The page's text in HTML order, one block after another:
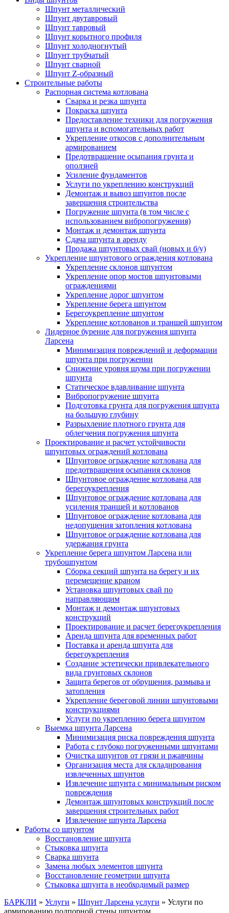
Шпунт металлический
Шпунт двутавровый
Шпунт тавровый
Шпунт корытного профиля
Шпунт холодногнутый
Шпунт трубчатый
Шпунт сварной
Шпунт Z-образный
Строительные работы
Распорная система котлована
Сварка и резка шпунта
Покраска шпунта
Предоставление техники для погружения
шпунта и вспомогательных работ
Укрепление откосов с дополнительным
армированием
Предотвращение осыпания грунта и
оползней
Усиление фундаментов
Услуги по укреплению конструкций
Демонтаж и вывоз шпунтов после
завершения строительства
Погружение шпунта (в том числе с
использованием вибропогружения)
Монтаж и демонтаж шпунта
Сдача шпунта в аренду
Продажа шпунтовых свай (новых и б/у)
Укрепление шпунтового ограждения котлована
Укрепление склонов шпунтом
Укрепление опор мостов шпунтовыми
ограждениями
Укрепление дорог шпунтом
Укрепление берега шпунтом
Берегоукрепление шпунтом
Укрепление котлованов и траншей шпунтом
Лидерное бурение для погружения шпунта
Ларсена
Минимизация повреждений и деформации
шпунта при погружении
Снижение уровня шума при погружении
шпунта
Статическое вдавливание шпунта
Вибропогружение шпунта
Подготовка грунта для погружения шпунта
на большую глубину
Разрыхление плотного грунта для
облегчения погружения шпунта
Проектирование и расчет устойчивости
шпунтовых ограждений котлована
Шпунтовое ограждение котлована для
предотвращения осыпания склонов
Шпунтовое ограждение котлована для
берегоукрепления
Шпунтовое ограждение котлована для
усиления траншей и котлованов
Шпунтовое ограждение котлована для
недопущения затопления котлована
Шпунтовое ограждение котлована для
удержания грунта
Укрепление берега шпунтом Ларсена или
трубошпунтом
Сборка секций шпунта на берегу и их
перемещение краном
Установка шпунтовых свай по
направляющим
Монтаж и демонтаж шпунтовых
конструкций
Проектирование и расчет берегоукрепления
Аренда шпунта для временных работ
Поставка и аренда шпунта для
берегоукрепления
Создание эстетически привлекательного
вида грунтовых склонов
Защита берегов от обрушения, размыва и
затопления
Укрепление береговой линии шпунтовыми
конструкциями
Услуги по укреплению берега шпунтом
Выемка шпунта Ларсена
Минимизация риска повреждения шпунта
Работа с глубоко погруженными шпунтами
Очистка шпунтов от грязи и ржавчины
Организация места для складирования
извлеченных шпунтов
Извлечение шпунта с минимальным риском
повреждения
Демонтаж шпунтовых конструкций после
завершения строительных работ
Извлечение шпунта Ларсена
Работы со шпунтом
Восстановление шпунта
Стыковка шпунта
Сварка шпунта
Замена любых элементов шпунта
Восстановление геометрии шпунта
Стыковка шпунта в необходимый размер
БАРКЛИ » Услуги » Шпунт Ларсена услуги » Услуги по
армированию подпорной стены шпунтом